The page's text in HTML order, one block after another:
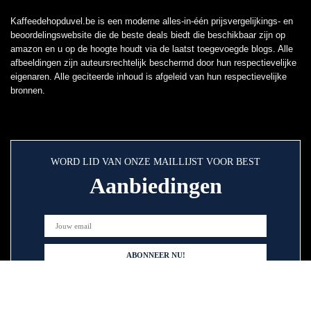
Kaffeedehopduvel.be is een moderne alles-in-één prijsvergelijkings- en
beoordelingswebsite die de beste deals biedt die beschikbaar zijn op
amazon en u op de hoogte houdt via de laatst toegevoegde blogs. Alle
afbeeldingen zijn auteursrechtelijk beschermd door hun respectievelijke
eigenaren. Alle geciteerde inhoud is afgeleid van hun respectievelijke
bronnen.
WORD LID VAN ONZE MAILLIJST VOOR BEST
Aanbiedingen